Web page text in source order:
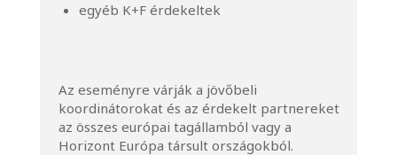
egyéb K+F érdekeltek
Az eseményre várják a jövőbeli
koordinátorokat és az érdekelt partnereket
az összes európai tagállamból vagy a
Horizont Európa társult országokból.